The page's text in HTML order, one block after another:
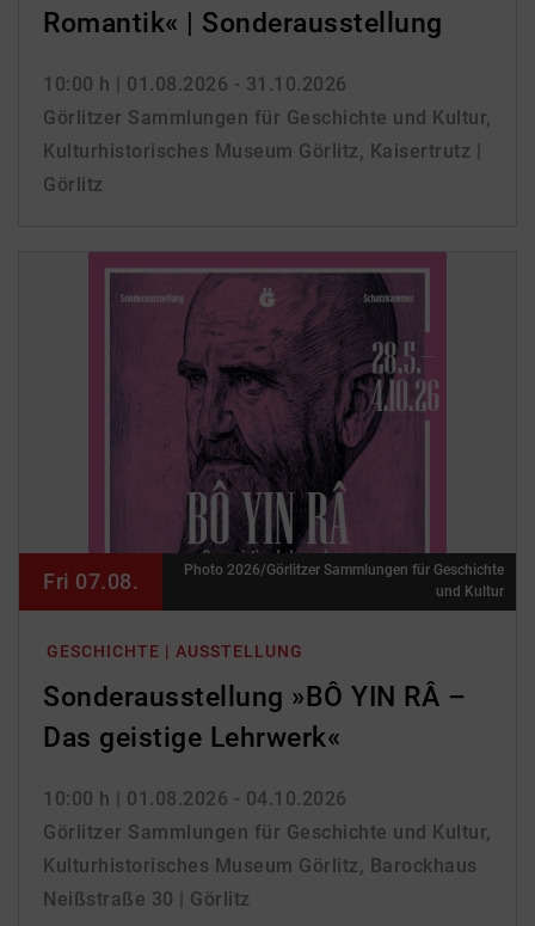
Romantik« | Sonderausstellung
10:00 h | 01.08.2026 - 31.10.2026
Görlitzer Sammlungen für Geschichte und Kultur,
Kulturhistorisches Museum Görlitz, Kaisertrutz |
Görlitz
GESCHICHTE | AUSSTELLUNG
Sonderausstellung »BÔ YIN RÂ –
Das geistige Lehrwerk«
10:00 h | 01.08.2026 - 04.10.2026
Görlitzer Sammlungen für Geschichte und Kultur,
Kulturhistorisches Museum Görlitz, Barockhaus
Neißstraße 30 | Görlitz
Fri 07.08.
Photo 2026/Görlitzer Sammlungen für Geschichte
und Kultur